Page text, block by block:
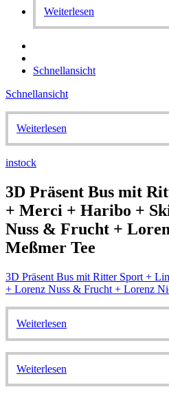
Weiterlesen
Schnellansicht
Schnellansicht
Weiterlesen
instock
3D Präsent Bus mit
+ Merci + Haribo +
Nuss & Frucht +
Meßmer Tee
3D Präsent Bus mit Ritter Sport +
+ Lorenz Nuss & Frucht + Lorenz
Weiterlesen
Weiterlesen